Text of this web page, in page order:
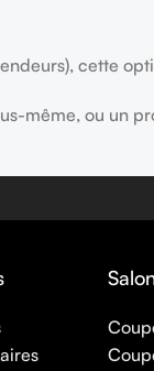
cette
même, ou un